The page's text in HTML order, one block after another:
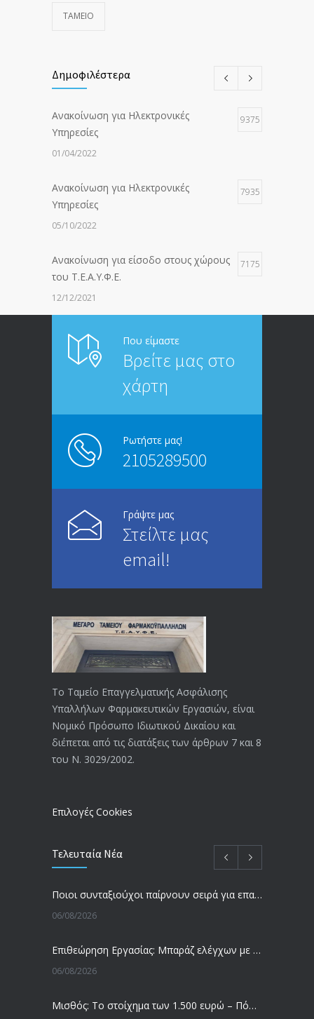
ΤΑΜΕΙΟ
Δημοφιλέστερα
Ανακοίνωση για Ηλεκτρονικές
Υπηρεσίες
9375
01/04/2022
Ανακοίνωση για Ηλεκτρονικές
Υπηρεσίες
7935
05/10/2022
Ανακοίνωση για είσοδο στους χώρους
του Τ.Ε.Α.Υ.Φ.Ε.
7175
12/12/2021
ΑΝΑΚΟΙΝΩΣΗ ΠΡΟΣ ΣΥΝΤΑΞΙΟΥΧΟΥΣ
20/12/2019
Επίδομα ανεργίας: Υπολογισμός βάσει
ΕΝΗΜΕΡΩΣΗ ΠΡΟΣ ΣΥΝΤΑΞΙΟΥΧΟΥΣ
18/12/2019
ΑΝΑΚΟΙΝΩΣΗ
20/12/2019
Αναπηρικές συντάξεις: Έρχεται νέα
απόφαση από το υπουργείο Εργασίας
-Τι είπε η Δ. Μιχαηλίδου για τις
Που είμαστε
Βρείτε μας στο
χάρτη
Ρωτήστε μας!
2105289500
Γράψτε μας
Στείλτε μας
email!
Το Ταμείο Επαγγελματικής Ασφάλισης
Υπαλλήλων Φαρμακευτικών Εργασιών, είναι
Νομικό Πρόσωπο Ιδιωτικού Δικαίου και
διέπεται από τις διατάξεις των άρθρων 7 και 8
του Ν. 3029/2002.
Επιλογές Cookies
Τελευταία Νέα
Ποιοι συνταξιούχοι παίρνουν σειρά για επανυπολογισμό σύνταξης με αύξηση και αναδρομικά – Οι εκκρεμότητες ανά Ταμείο
06/08/2026
Επιθεώρηση Εργασίας: Μπαράζ ελέγχων με tablets και drones
06/08/2026
Μισθός: Το στοίχημα των 1.500 ευρώ – Πόσοι εργαζόμενοι παίρνουν αυτά τα χρήματα